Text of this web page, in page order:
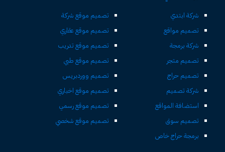
شركة ابتدي
تصميم مواقع
شركة برمجة
تصميم متجر
تصميم حراج
شركة تصميم
استضافة المواقع
تصميم سوق
برمجة حراج خاص
تصميم موقع شركة
تصميم موقع عقاري
تصميم موقع تدريب
تصميم موقع طبي
تصميم ووردبريس
تصميم موقع اخباري
تصميم موقع رسمي
تصميم موقع شخصي